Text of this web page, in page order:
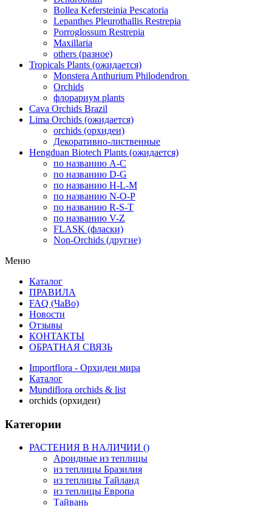
Bollea Kefersteinia Pescatoria
Lepanthes Pleurothallis Restrepia
Porroglossum Restrepia
Maxillaria
others (разное)
Tropicals Plants (ожидается)
​​​​​​​Monstera Anthurium Philodendron
Orchids
флорариум plants
Cava Orchids Brazil
Lima Orchids (ожидается)
orchids (орхидеи)
Декоративно-лиственные
Hengduan Biotech Plants (ожидается)
по названию A-C
по названию D-G
по названию H-L-M
по названию N-O-P
по названию R-S-T
по названию V-Z
FLASK (фласки)
Non-Orchids (другие)
Меню
Каталог
ПРАВИЛА
FAQ (ЧаВо)
Новости
Отзывы
КОНТАКТЫ
ОБРАТНАЯ СВЯЗЬ
Importflora - Орхидеи мира
Каталог
Mundiflora orchids & list
orchids (орхидеи)
Категории
РАСТЕНИЯ В НАЛИЧИИ ()
Ароидные из теплицы
из теплицы Бразилия
из теплицы Тайланд
из теплицы Европа
Тайвань